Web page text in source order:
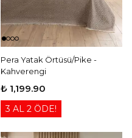
Pera Yatak Örtüsü/Pike -
Kahverengi
₺ 1,199.90
3 AL 2 ÖDE!